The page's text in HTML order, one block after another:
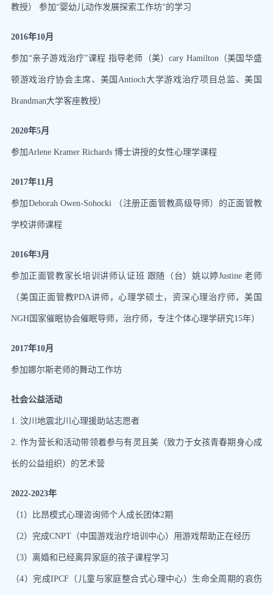
教授） 参加“婴幼儿动作发展探索工作坊“的学习
2016年10月
参加“亲子游戏治疗”课程 指导老师（美）cary Hamilton（美国华盛
顿游戏治疗协会主席、美国Antioch大学游戏治疗项目总监、美国
Brandman大学客座教授）
2020年5月
参加Arlene Kramer Richards 博士讲授的女性心理学课程
2017年11月
参加Deborah Owen-Sohocki （注册正面管教高级导师）的正面管教
学校讲师课程
2016年3月
参加正面管教家长培训讲师认证班 跟随（台）姚以婷Justine 老师
（美国正面管教PDA讲师，心理学硕士，资深心理治疗师，美国
NGH国家催眠协会催眠导师，治疗师，专注个体心理学研究15年）
2017年10月
参加娜尔斯老师的舞动工作坊
社会公益活动
1. 汶川地震北川心理援助站志愿者
2. 作为营长和活动带领着参与有灵且美（致力于女孩青春期身心成
长的公益组织）的艺术营
2022-2023年
（1）比昂模式心理咨询师个人成长团体2期
（2）完成CNPT（中国游戏治疗培训中心）用游戏帮助正在经历
（3）离婚和已经离异家庭的孩子课程学习
（4）完成IPCF（儿童与家庭整合式心理中心）生命全周期的哀伤